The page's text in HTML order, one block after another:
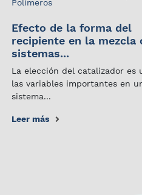
Polímeros
Efecto de la forma del
recipiente en la mezcla
sistemas...
La elección del catalizador es
las variables importantes en
sistema...
Leer más